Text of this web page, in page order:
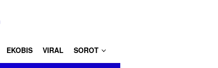
EKOBIS VIRAL SOROT